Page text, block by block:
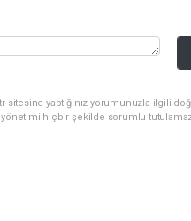
yaptığınız yorumunuzla ilgili
yönetimi hiçbir şekilde sorumlu